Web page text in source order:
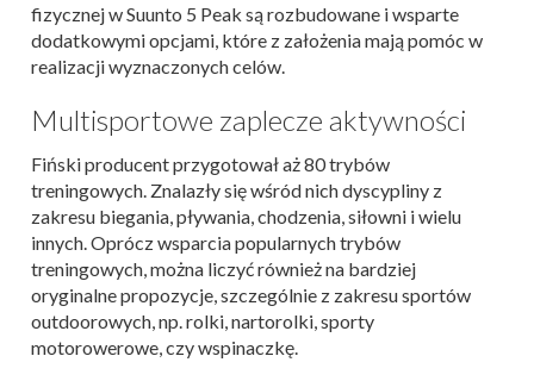
fizycznej w Suunto 5 Peak są rozbudowane i wsparte
dodatkowymi opcjami, które z założenia mają pomóc w
realizacji wyznaczonych celów.
Multisportowe zaplecze aktywności
Fiński producent przygotował aż 80 trybów
treningowych. Znalazły się wśród nich dyscypliny z
zakresu biegania, pływania, chodzenia, siłowni i wielu
innych. Oprócz wsparcia popularnych trybów
treningowych, można liczyć również na bardziej
oryginalne propozycje, szczególnie z zakresu sportów
outdoorowych, np. rolki, nartorolki, sporty
motorowerowe, czy wspinaczkę.